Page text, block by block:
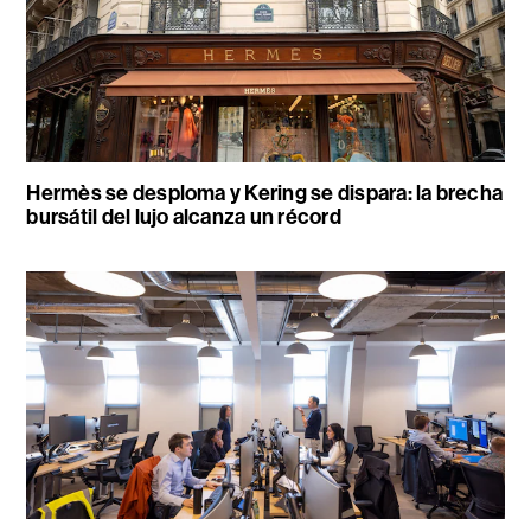
Hermès se desploma y Kering se dispara: la brecha
bursátil del lujo alcanza un récord